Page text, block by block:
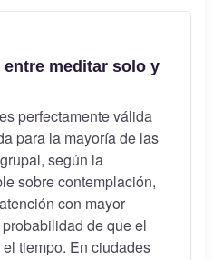
meditar solo y
perfectamente válida
para la mayoría de las
según la
sobre contemplación,
con mayor
de que el
tiempo. En ciudades